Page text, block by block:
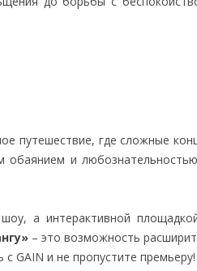
путешествие, где сложные
обаянием и
а интерактивной
– это возможность
GAIN и не пропустите премьеру!